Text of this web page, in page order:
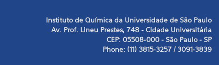
Instituto de Química da Universidade de São Paulo
Av. Prof. Lineu Prestes, 748 - Cidade Universitária
CEP: 05508-000 - São Paulo - SP
Phone: (11) 3815-3257 / 3091-3839